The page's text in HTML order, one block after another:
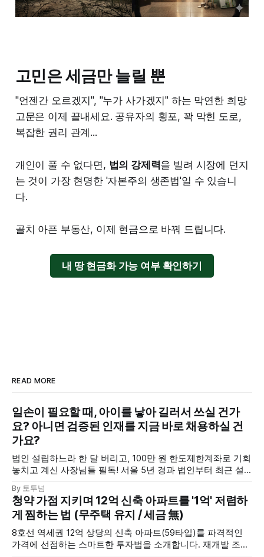
고민은 세금만 늘릴 뿐
"언젠간 오르겠지", "누가 사가겠지" 하는 막연한 희망
고문은 이제 끝내세요. 공유자의 횡포, 꽉 막힌 도로,
복잡한 권리 관계...
개인이 풀 수 없다면, 법의 강제력을 빌려 시장에 던지
는 것이 가장 현명한 '자본주의 생존법'일 수 있습니
다.
골치 아픈 부동산, 이제 현금으로 바꿔 드립니다.
내 땅 현금화 가능 여부 확인하기
READ MORE
일손이 필요할 때, 아이를 낳아 길러서 쓰실 건가
요? 아니면 검증된 인재를 지금 바로 채용하실 건
가요?
법인 설립하느라 한 달 버리고, 100만 원 한도제한계좌로 기회
놓치고 계신 사장님들 필독! 서울 5년 경과 법인부터 최근 설
즉시 활용 가능한 '법인'으로 사업의 골든타임을 놓치지 마세
요.
By 토투넘
청약 가점 지키며 12억 신축 아파트를 '1억' 저렴하
게 찜하는 법 (무주택 유지 / 세금 無)
8호선 역세권 12억 상당의 신축 아파트(59타입)를 파격적인
가격에 선점하는 스마트한 투자법을 소개합니다. 재개발 조합